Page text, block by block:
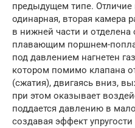
предыдущем типе. Отличие
одинарная, вторая камера
в нижней части и отделена
плавающим поршнем-
под давлением нагнетен
котором помимо клапана
(сжатия), двигаясь вниз,
при этом оказывает
поддается давлению в
создавая эффект